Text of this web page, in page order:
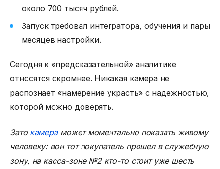
около 700 тысяч рублей.
Запуск требовал интегратора, обучения и пары
месяцев настройки.
Сегодня к «предсказательной» аналитике
относятся скромнее. Никакая камера не
распознает «намерение украсть» с надежностью,
которой можно доверять.
Зато камераможет моментально показать живому
человеку: вон тот покупатель прошел в служебную
зону, на касса-зоне №2 кто-то стоит уже шесть